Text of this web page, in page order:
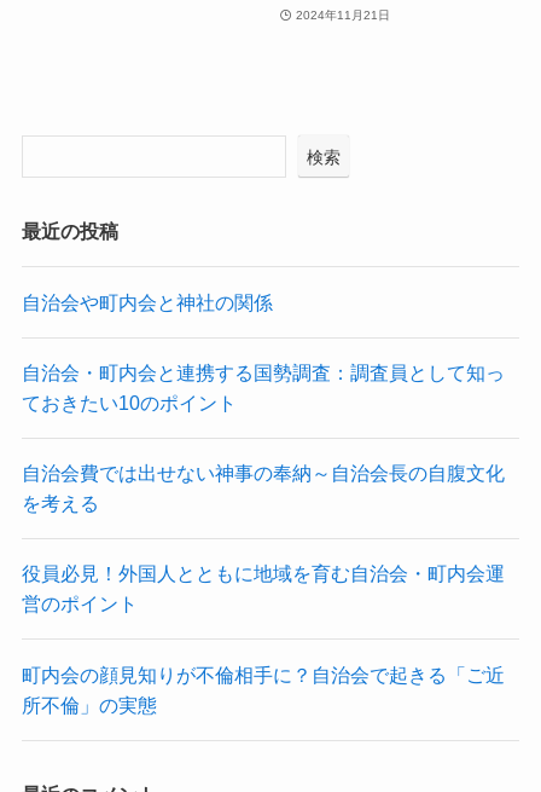
2024年11月21日
検索
最近の投稿
自治会や町内会と神社の関係
自治会・町内会と連携する国勢調査：調査員として知っ
ておきたい10のポイント
自治会費では出せない神事の奉納～自治会長の自腹文化
を考える
役員必見！外国人とともに地域を育む自治会・町内会運
営のポイント
町内会の顔見知りが不倫相手に？自治会で起きる「ご近
所不倫」の実態